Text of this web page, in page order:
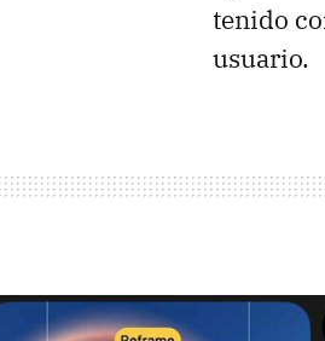
tenido
usuario.